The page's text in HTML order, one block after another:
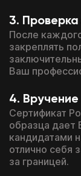
Проверка
После
закреплять
Ваш
Сертификат
образца дает
кандидатами
отлично себя
за границей.